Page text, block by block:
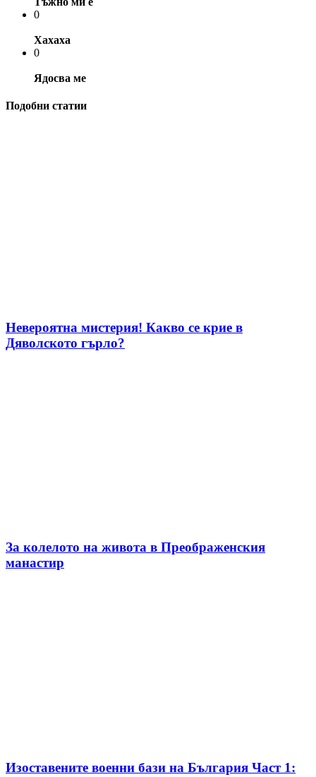
0
Хахаха
0
Ядосва ме
Подобни статии
Невероятна мистерия! Какво се крие в
Дяволското гърло?
За колелото на живота в Преображенския
манастир
Изоставените военни бази на България Част 1: